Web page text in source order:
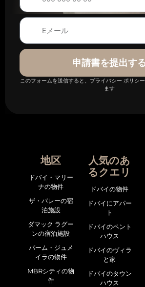
申請書を提出す
このフォームを送信すると、プライバシー ポリシ
ます
地区
ドバイ・マリー
ナの物件
ザ・バレーの宿
泊施設
ダマック ラグー
ンの宿泊施設
パーム・ジュメ
イラの物件
MBRシティの物
件
人気のあ
るクエリ
ドバイの物件
ドバイにアパー
ト
ドバイのペント
ハウス
ドバイのヴィラ
と家
ドバイのタウン
ハウス